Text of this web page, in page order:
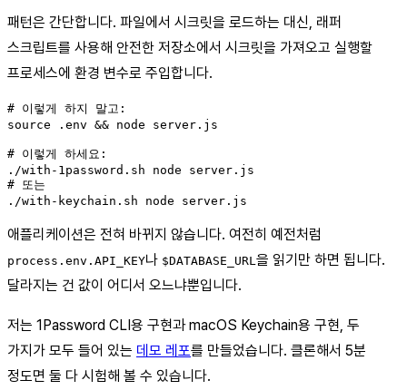
패턴은 간단합니다. 파일에서 시크릿을 로드하는 대신, 래퍼
스크립트를 사용해 안전한 저장소에서 시크릿을 가져오고 실행할
프로세스에 환경 변수로 주입합니다.
# 이렇게 하지 말고:
source .env && node server.js
# 이렇게 하세요:
./with-1password.sh node server.js
# 또는
./with-keychain.sh node server.js
애플리케이션은 전혀 바뀌지 않습니다. 여전히 예전처럼
process.env.API_KEY나 $DATABASE_URL을 읽기만 하면 됩니다.
달라지는 건 값이 어디서 오느냐뿐입니다.
저는 1Password CLI용 구현과 macOS Keychain용 구현, 두
가지가 모두 들어 있는 데모 레포를 만들었습니다. 클론해서 5분
정도면 둘 다 시험해 볼 수 있습니다.